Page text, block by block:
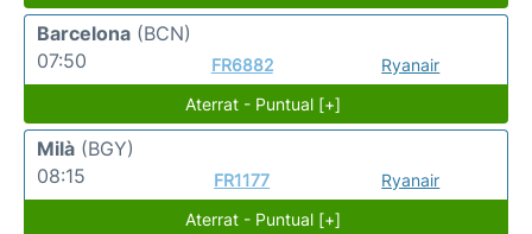
Barcelona (BCN)
07:50
FR6882
Ryanair
Aterrat - Puntual [+]
Milà (BGY)
08:15
FR1177
Ryanair
Aterrat - Puntual [+]